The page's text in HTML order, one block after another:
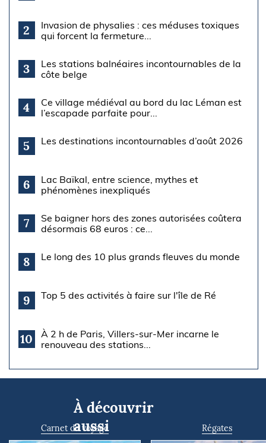
2
Invasion de physalies : ces méduses toxiques
qui forcent la fermeture...
3
Les stations balnéaires incontournables de la
côte belge
4
Ce village médiéval au bord du lac Léman est
l’escapade parfaite pour...
5 Les destinations incontournables d’août 2026
6
Lac Baïkal, entre science, mythes et
phénomènes inexpliqués
7
Se baigner hors des zones autorisées coûtera
désormais 68 euros : ce...
8 Le long des 10 plus grands fleuves du monde
9 Top 5 des activités à faire sur l'île de Ré
10
À 2 h de Paris, Villers-sur-Mer incarne le
renouveau des stations...
À découvrir
aussi
Carnet de voyage Régates